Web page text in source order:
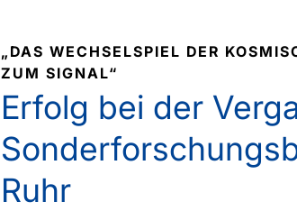
„DAS WECHSELSPIEL DER
ZUM SIGNAL“
Erfolg bei der
Ruhr